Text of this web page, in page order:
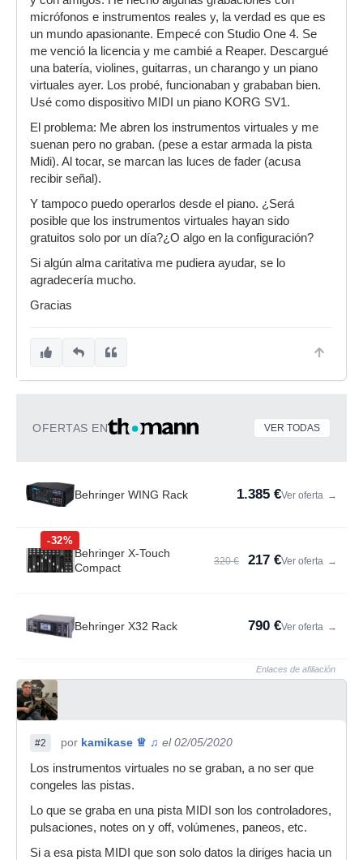
micrófonos e instrumentos reales y, la verdad es que es
un mundo apasionante. Empecé con Studio One 4. Se
me venció la licencia y me cambié a Reaper. Descargué
una batería, violines, guitarras, un charango y un piano
virtuales ayer. Los probé, funcionaban y grababan bien.
Usé como dispositivo MIDI un piano KORG SV1.
El problema: Me abren los instrumentos virtuales y me
suenan pero no graban. (pese a estar armada la pista
Midi). Al tocar, se marcan las luces de fader (acusa
recibir señal).
Y tampoco puedo operarlos desde el piano. ¿Será
posible que los instrumentos virtuales hayan sido
gratuitos solo por un día?¿O algo en la configuración?
Si algún alma caritativa me pudiera ayudar, se lo
agradecería mucho.
Gracias
OFERTAS EN VER TODAS
Behringer WING Rack 1.385 €Ver oferta →
-32%
Behringer X-Touch
Compact
320 € 217 €Ver oferta →
Behringer X32 Rack 790 €Ver oferta →
Enlaces de afiliación
#2 por kamikase ♕ ♫ el 02/05/2020
Los instrumentos virtuales no se graban, a no ser que
congeles las pistas.
Lo que se graba en una pista MIDI son los controladores,
pulsaciones, notes on y off, volúmenes, paneos, etc.
Si a esa pista MIDI que son solo datos la diriges hacia un